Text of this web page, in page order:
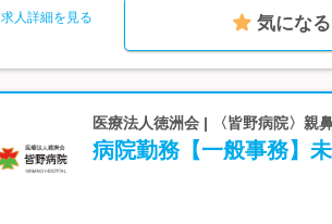
求人詳細を見る 気になる
医療法人徳洲会 | 〈皆野病院〉親
病院勤務【一般事務】